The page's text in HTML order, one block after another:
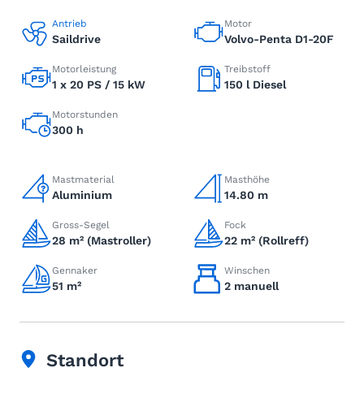
Antrieb
Saildrive
Motor
Volvo-Penta D1-20F
Motorleistung
1 x 20 PS / 15 kW
Treibstoff
150 l Diesel
Motorstunden
300 h
Mastmaterial
Aluminium
Masthöhe
14.80 m
Gross-Segel
28 m² (Mastroller)
Fock
22 m² (Rollreff)
Gennaker
51 m²
Winschen
2 manuell
Standort